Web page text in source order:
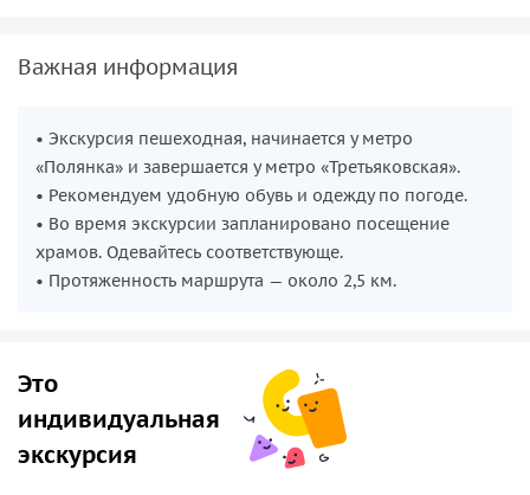
взял под свое крыло сам царь Алексей Михайлович.
Мы рассмотримхрам Климента Папы Римского—
редчайшего представителя позднего елизаветинского
барокко в Москве, ицерковь Иконы Всех Скорбящих
Радость— образец классической гармонии и равновесия.
Вы узнаете, почему православная церковь посвящена
Важная информация
• Экскурсия пешеходная, начинается у метро
«Полянка» и завершается у метро «Третьяковская».
• Рекомендуем удобную обувь и одежду по погоде.
• Во время экскурсии запланировано посещение
храмов. Одевайтесь соответствующе.
• Протяженность маршрута — около 2,5 км.
Это
индивидуальная
экскурсия